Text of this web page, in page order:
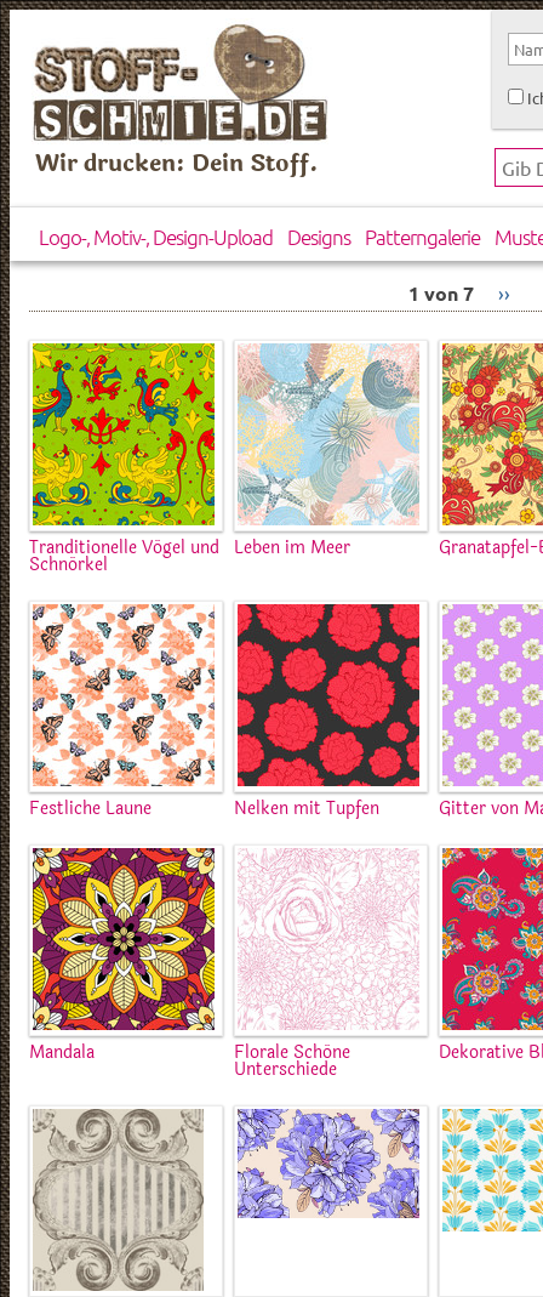
Wir drucken: Dein Stoff.
Logo-, Motiv-, Design-Upload Designs Patterngalerie
1 von 7 ››
Tranditionelle Vögel und
Schnörkel
Leben im Meer
Festliche Laune Nelken mit Tupfen Gitter von
Mandala Florale Schöne
Unterschiede
Dekorative